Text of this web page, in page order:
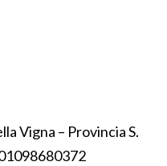
Vigna – Provincia S.